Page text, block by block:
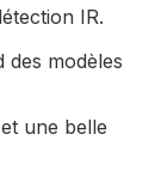
IR.
modèles
une belle